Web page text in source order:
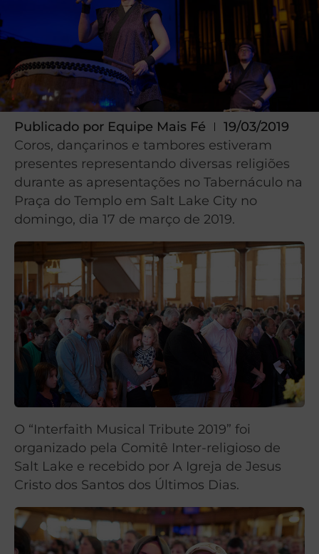
Publicado por Equipe Mais Fé
19/03/2019
Coros, dançarinos e tambores estiveram
presentes representando diversas religiões
durante as apresentações no Tabernáculo na
Praça do Templo em Salt Lake City no
domingo, dia 17 de março de 2019.
O “Interfaith Musical Tribute 2019” foi
organizado pela Comitê Inter-religioso de
Salt Lake e recebido por A Igreja de Jesus
Cristo dos Santos dos Últimos Dias.